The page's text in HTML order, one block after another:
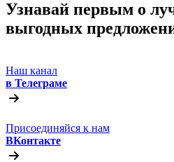
Узнавай первым о
выгодных
Наш канал
в Телеграме
Присоединяйся к нам
ВКонтакте